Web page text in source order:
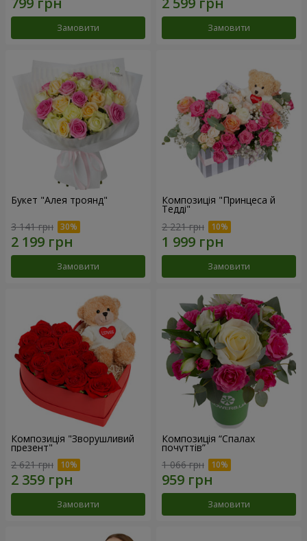
Замовити Замовити
Букет "Алея троянд"
3 141 грн
Замовити
Композиція "Принцеса й
Тедді"
2 221 грн
Замовити
Композиція "Зворушливий
презент"
2 621 грн
Замовити
Композиція “Спалах
почуттів”
1 066 грн
Замовити